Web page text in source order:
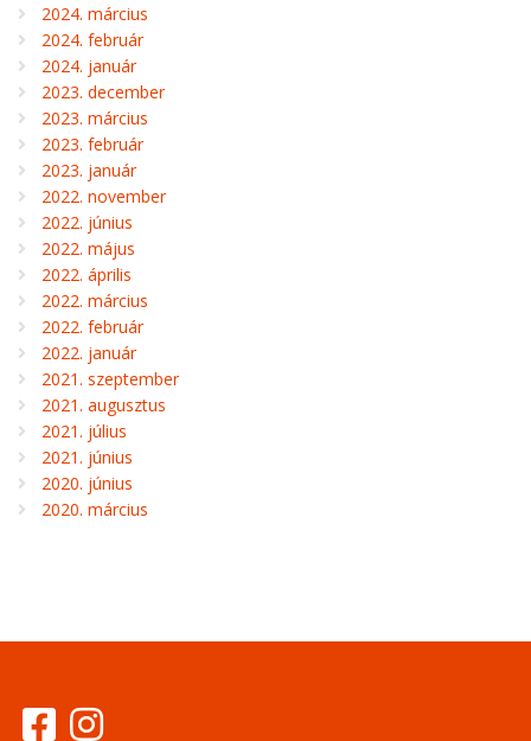
2024. március
2024. február
2024. január
2023. december
2023. március
2023. február
2023. január
2022. november
2022. június
2022. május
2022. április
2022. március
2022. február
2022. január
2021. szeptember
2021. augusztus
2021. július
2021. június
2020. június
2020. március